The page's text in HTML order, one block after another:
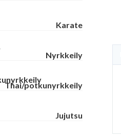
Karate
Nyrkkeily
Thai/potkunyrkkeily
Jujutsu